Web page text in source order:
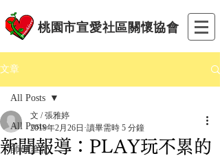
桃園市宣愛社區關懷協會
文章
All Posts
師母筆記
All Posts
新聞報導：PLAY玩不累的
文 / 張雅婷
2019年2月26日 讀畢需時 5 分鐘